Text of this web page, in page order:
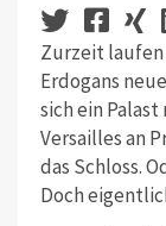
Zurzeit laufen
Erdogans
sich ein
Versailles an
das Schloss.
Doch